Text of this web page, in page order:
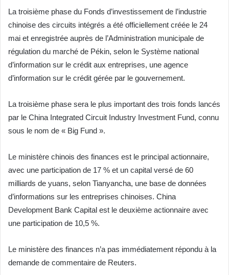
La troisième phase du Fonds d’investissement de l’industrie
chinoise des circuits intégrés a été officiellement créée le 24
mai et enregistrée auprès de l’Administration municipale de
régulation du marché de Pékin, selon le Système national
d’information sur le crédit aux entreprises, une agence
d’information sur le crédit gérée par le gouvernement.
La troisième phase sera le plus important des trois fonds lancés
par le China Integrated Circuit Industry Investment Fund, connu
sous le nom de « Big Fund ».
Le ministère chinois des finances est le principal actionnaire,
avec une participation de 17 % et un capital versé de 60
milliards de yuans, selon Tianyancha, une base de données
d’informations sur les entreprises chinoises. China
Development Bank Capital est le deuxième actionnaire avec
une participation de 10,5 %.
Le ministère des finances n’a pas immédiatement répondu à la
demande de commentaire de Reuters.